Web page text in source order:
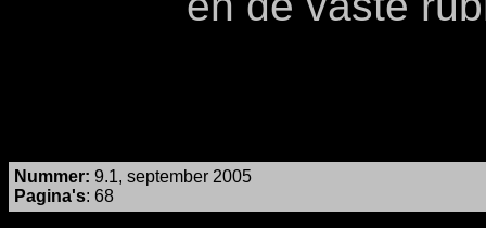
Nummer: 9.1, september 2005
Pagina's: 68